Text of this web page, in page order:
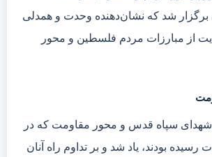
برگزار شد که نشان‌دهنده وحدت و همدلی
از مبارزات مردم فلسطین و محور
شهدای سپاه قدس و محور مقاومت که در
رسیده بودند، یاد شد و بر تداوم راه آنان